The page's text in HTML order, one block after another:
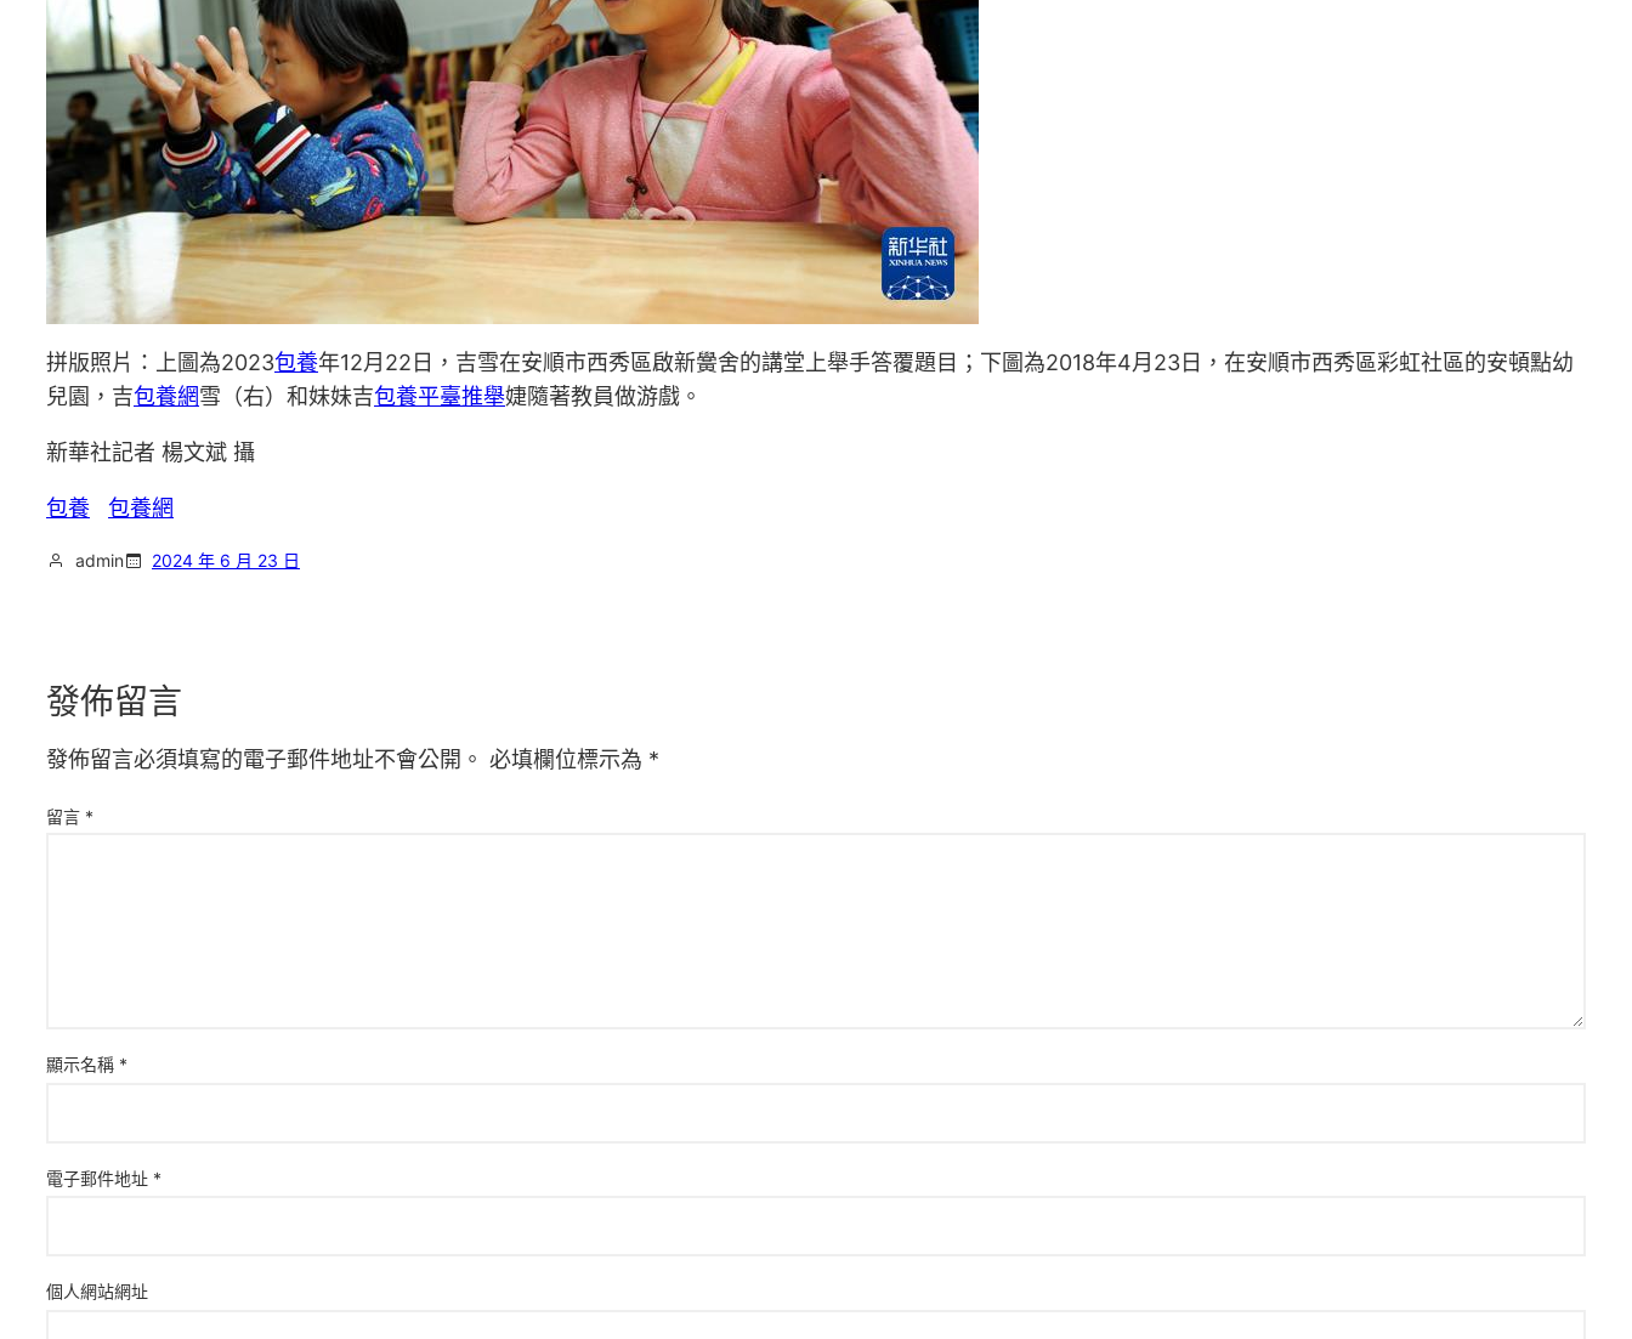
拼版照片：上圖為2023包養年12月22日，吉雪在安順市西秀區啟新黌舍的講堂上舉手答覆題目；下圖為2018年4月23日，在安順市西秀區彩虹社區的安頓點幼
兒園，吉包養網雪（右）和妹妹吉包養平臺推舉婕隨著教員做游戲。
新華社記者 楊文斌 攝
包養 包養網
admin 2024 年 6 月 23 日
發佈留言
發佈留言必須填寫的電子郵件地址不會公開。 必填欄位標示為 *
留言 *
顯示名稱 *
電子郵件地址 *
個人網站網址